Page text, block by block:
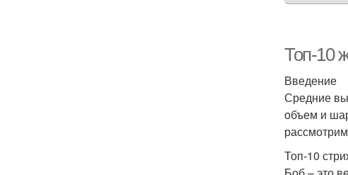
Топ-10
Введение
Средние
объем и
Топ-10